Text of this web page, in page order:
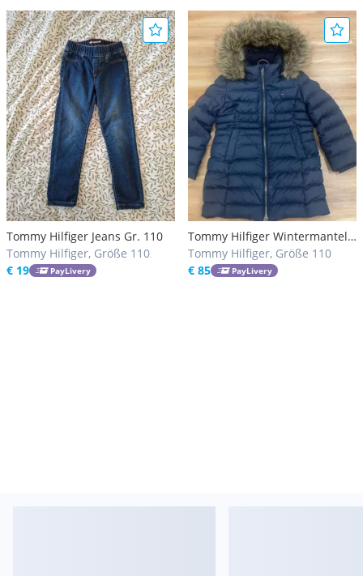
Tommy Hilfiger Jeans Gr. 110
Tommy Hilfiger, Größe 110
€ 19
PayLivery
Tommy Hilfiger Wintermantel
Gr.110
Tommy Hilfiger, Größe 110
€ 85
PayLivery